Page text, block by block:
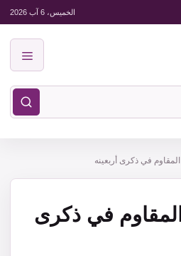
الخميس، 6 آب 2026
المقاوم في ذكرى أربعينه
المقاوم في ذكرى